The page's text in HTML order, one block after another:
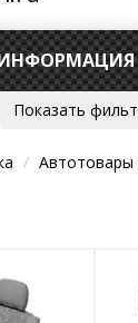
Показать
Автотовары